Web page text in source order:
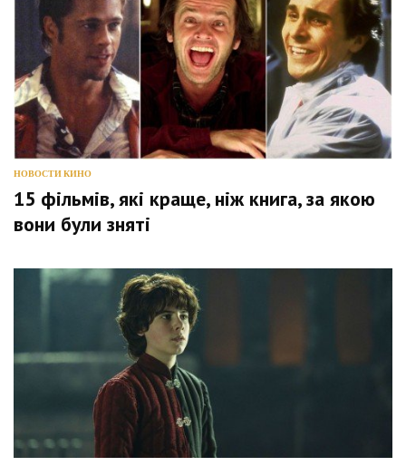
НОВОСТИ КИНО
15 фільмів, які краще, ніж книга, за якою
вони були зняті